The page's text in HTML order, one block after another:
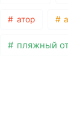
атор
пляжный